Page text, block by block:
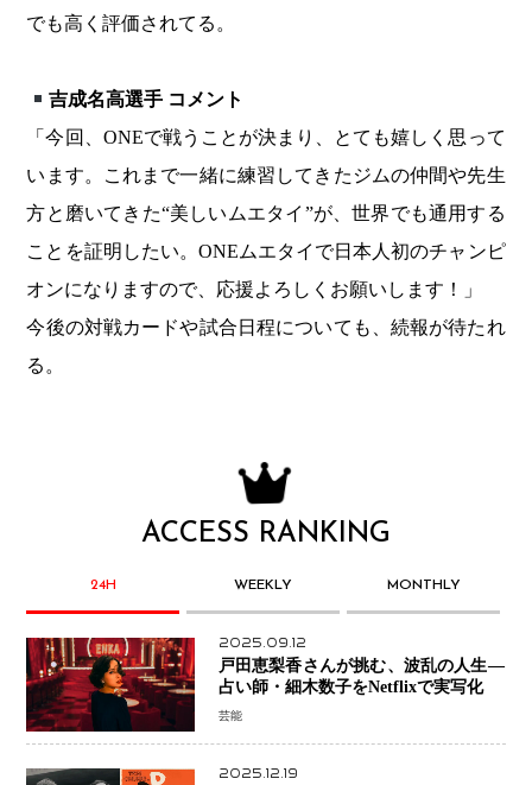
でも高く評価されてる。
吉成名高選手 コメント
「今回、ONEで戦うことが決まり、とても嬉しく思って
います。これまで一緒に練習してきたジムの仲間や先生
方と磨いてきた“美しいムエタイ”が、世界でも通用する
ことを証明したい。ONEムエタイで日本人初のチャンピ
オンになりますので、応援よろしくお願いします！」
今後の対戦カードや試合日程についても、続報が待たれ
る。
ACCESS RANKING
24H WEEKLY MONTHLY
2025.09.12
戸田恵梨香さんが挑む、波乱の人生―
占い師・細木数子をNetflixで実写化
芸能
2025.12.19